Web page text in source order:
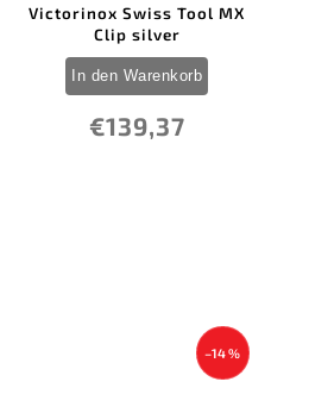
Victorinox Swiss Tool MX
Clip silver
€139,37
In den Warenkorb
–14 %